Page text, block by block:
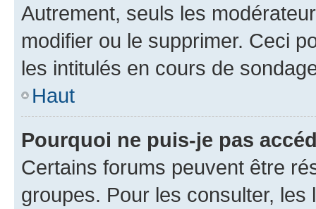
Autrement, seuls les
modifier ou le supprimer. Ceci
les intitulés en cours de
Haut
Pourquoi ne puis-je pas
Certains forums peuvent être
groupes. Pour les consulter,